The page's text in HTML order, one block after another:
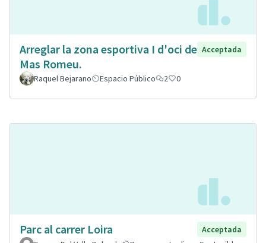
Arreglar la zona esportiva I d'oci de
Mas Romeu.
Acceptada
Raquel Bejarano Espacio Público 2 0
Parc al carrer Loira
Acceptada